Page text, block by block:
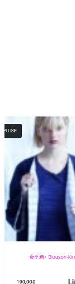
ÉPUISÉ
金平糖* Blouson-
190,00€